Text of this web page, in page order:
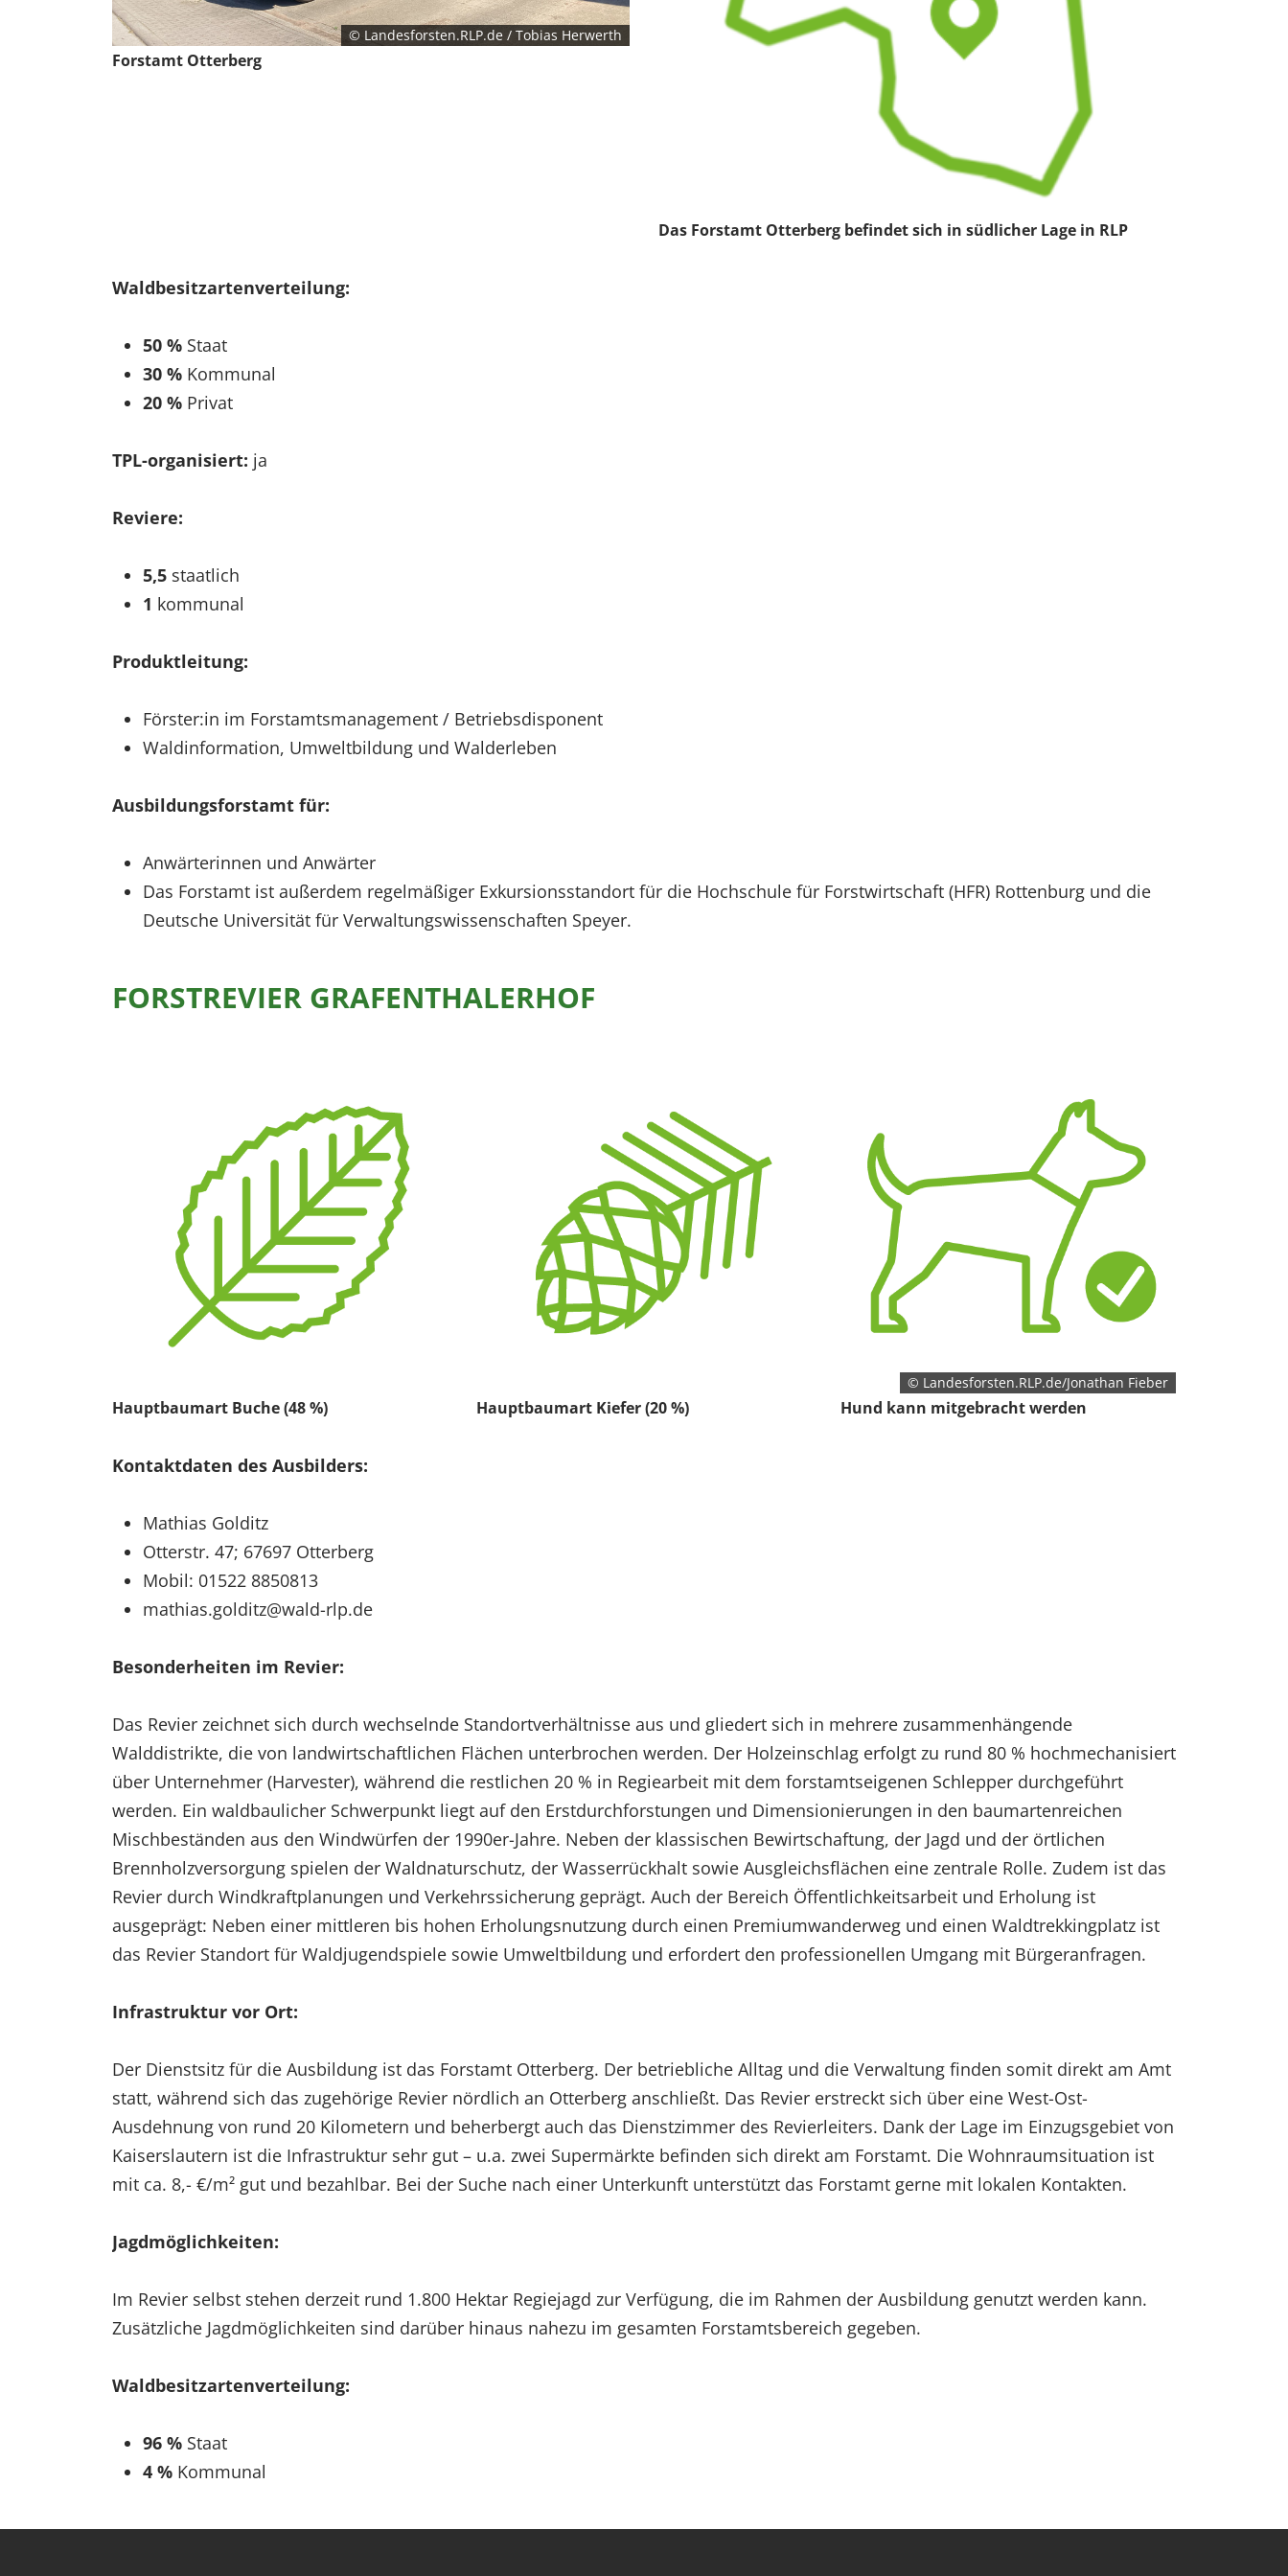
© Landesforsten.RLP.de / Tobias Herwerth
Forstamt Otterberg
Das Forstamt Otterberg befindet sich in südlicher Lage in RLP
Waldbesitzartenverteilung:
50 % Staat
30 % Kommunal
20 % Privat
TPL-organisiert: ja
Reviere:
5,5 staatlich
1 kommunal
Produktleitung:
Förster:in im Forstamtsmanagement / Betriebsdisponent
Waldinformation, Umweltbildung und Walderleben
Ausbildungsforstamt für:
Anwärterinnen und Anwärter
Das Forstamt ist außerdem regelmäßiger Exkursionsstandort für die Hochschule für Forstwirtschaft (HFR) Rottenburg und die
Deutsche Universität für Verwaltungswissenschaften Speyer.
FORSTREVIER GRAFENTHALERHOF
Hauptbaumart Buche (48 %) Hauptbaumart Kiefer (20 %)
© Landesforsten.RLP.de/Jonathan Fieber
Hund kann mitgebracht werden
Kontaktdaten des Ausbilders:
Mathias Golditz
Otterstr. 47; 67697 Otterberg
Mobil: 01522 8850813
mathias.golditz@wald-rlp.de
Besonderheiten im Revier:
Das Revier zeichnet sich durch wechselnde Standortverhältnisse aus und gliedert sich in mehrere zusammenhängende
Walddistrikte, die von landwirtschaftlichen Flächen unterbrochen werden. Der Holzeinschlag erfolgt zu rund 80 % hochmechanisiert
über Unternehmer (Harvester), während die restlichen 20 % in Regiearbeit mit dem forstamtseigenen Schlepper durchgeführt
werden. Ein waldbaulicher Schwerpunkt liegt auf den Erstdurchforstungen und Dimensionierungen in den baumartenreichen
Mischbeständen aus den Windwürfen der 1990er-Jahre. Neben der klassischen Bewirtschaftung, der Jagd und der örtlichen
Brennholzversorgung spielen der Waldnaturschutz, der Wasserrückhalt sowie Ausgleichsflächen eine zentrale Rolle. Zudem ist das
Revier durch Windkraftplanungen und Verkehrssicherung geprägt. Auch der Bereich Öffentlichkeitsarbeit und Erholung ist
ausgeprägt: Neben einer mittleren bis hohen Erholungsnutzung durch einen Premiumwanderweg und einen Waldtrekkingplatz ist
das Revier Standort für Waldjugendspiele sowie Umweltbildung und erfordert den professionellen Umgang mit Bürgeranfragen.
Infrastruktur vor Ort:
Der Dienstsitz für die Ausbildung ist das Forstamt Otterberg. Der betriebliche Alltag und die Verwaltung finden somit direkt am Amt
statt, während sich das zugehörige Revier nördlich an Otterberg anschließt. Das Revier erstreckt sich über eine West-Ost-
Ausdehnung von rund 20 Kilometern und beherbergt auch das Dienstzimmer des Revierleiters. Dank der Lage im Einzugsgebiet von
Kaiserslautern ist die Infrastruktur sehr gut – u.a. zwei Supermärkte befinden sich direkt am Forstamt. Die Wohnraumsituation ist
mit ca. 8,- €/m² gut und bezahlbar. Bei der Suche nach einer Unterkunft unterstützt das Forstamt gerne mit lokalen Kontakten.
Jagdmöglichkeiten:
Im Revier selbst stehen derzeit rund 1.800 Hektar Regiejagd zur Verfügung, die im Rahmen der Ausbildung genutzt werden kann.
Zusätzliche Jagdmöglichkeiten sind darüber hinaus nahezu im gesamten Forstamtsbereich gegeben.
Waldbesitzartenverteilung:
96 % Staat
4 % Kommunal
EXTERNE MEDIEN
Um Inhalte von Videoplattformen und Social Media
Plattformen anzeigen zu können, werden von